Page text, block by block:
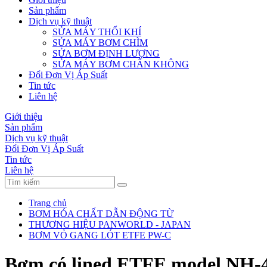
Sản phẩm
Dịch vụ kỹ thuật
SỬA MÁY THỔI KHÍ
SỬA MÁY BƠM CHÌM
SỬA BƠM ĐỊNH LƯỢNG
SỬA MÁY BƠM CHÂN KHÔNG
Đổi Đơn Vị Áp Suất
Tin tức
Liên hệ
Giới thiệu
Sản phẩm
Dịch vụ kỹ thuật
Đổi Đơn Vị Áp Suất
Tin tức
Liên hệ
Trang chủ
BƠM HÓA CHẤT DẪN ĐỘNG TỪ
THƯƠNG HIỆU PANWORLD - JAPAN
BƠM VỎ GANG LÓT ETFE PW-C